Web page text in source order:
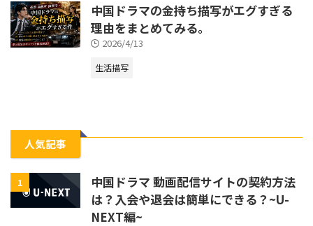
中国ドラマの金持ち描写がエグすぎる
理由をまとめてみる。
2026/4/13
生活描写
人気記事
1
中国ドラマ 動画配信サイトの契約方法
は？入会や退会は簡単にできる？~U-
NEXT編~